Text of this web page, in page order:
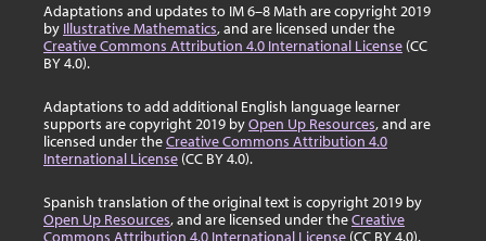
Adaptations and updates to IM 6–8 Math are copyright 2019
by Illustrative Mathematics, and are licensed under the
Creative Commons Attribution 4.0 International License (CC
BY 4.0).
Adaptations to add additional English language learner
supports are copyright 2019 byOpen Up Resources, and are
licensed under theCreative Commons Attribution 4.0
International License (CC BY 4.0).
Spanish translation of the original text is copyright 2019 by
Open Up Resources, and are licensed under theCreative
Commons Attribution 4.0 International License (CC BY 4.0).